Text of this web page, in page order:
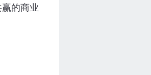
的商业